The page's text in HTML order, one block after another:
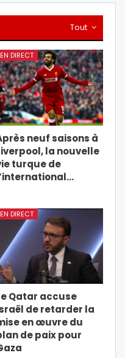
Tout
EN DIRECT
neuf saisons à
la nouvelle
turque de
EN DIRECT
Qatar accuse
de retarder la
en œuvre du
de paix pour